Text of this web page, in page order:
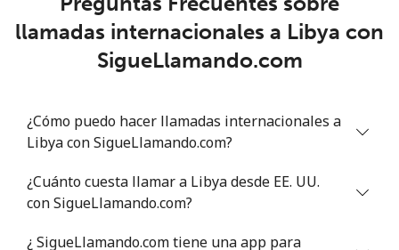
Lithuania
Celular ⁦3.9¢⁩ 256 min por ⁦€10⁩ ⁦6¢⁩
Luxembourg
llamadas internacionales a Libya con
SigueLlamando.com
¿Cómo puedo hacer llamadas internacionales a
Libya con SigueLlamando.com?
¿Cuánto cuesta llamar a Libya desde EE. UU.
con SigueLlamando.com?
¿ SigueLlamando.com tiene una app para